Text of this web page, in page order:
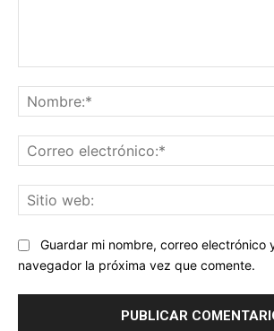
Guardar mi nombre, correo electrónico
navegador la próxima vez que comente.